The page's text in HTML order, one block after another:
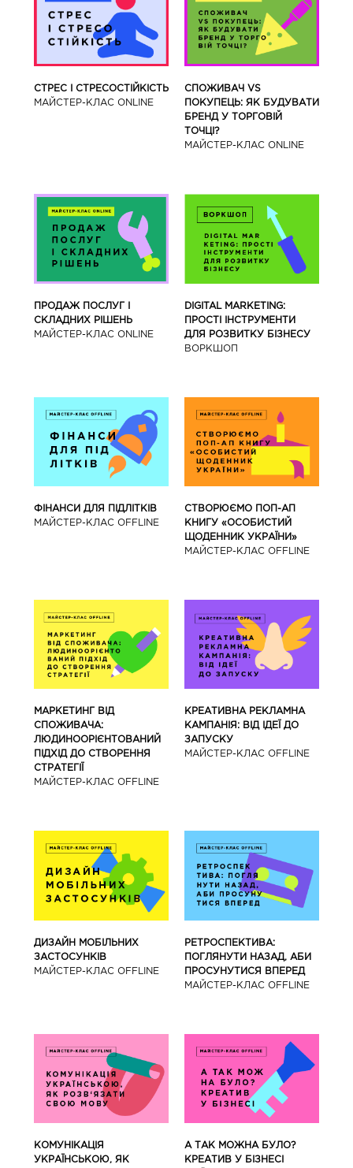
СТРЕС І СТРЕСОСТІЙКІСТЬ
МАЙСТЕР-КЛАС ONLINE
СПОЖИВАЧ VS
ПОКУПЕЦЬ: ЯК БУДУВАТИ
БРЕНД У ТОРГОВІЙ
ТОЧЦІ?
МАЙСТЕР-КЛАС ONLINE
ПРОДАЖ ПОСЛУГ І
СКЛАДНИХ РІШЕНЬ
МАЙСТЕР-КЛАС ONLINE
DIGITAL MARKETING:
ПРОСТІ ІНСТРУМЕНТИ
ДЛЯ РОЗВИТКУ БІЗНЕСУ
ВОРКШОП
ФІНАНСИ ДЛЯ ПІДЛІТКІВ
МАЙCТЕР-КЛАС OFFLINE
СТВОРЮЄМО ПОП-АП
КНИГУ «ОСОБИСТИЙ
ЩОДЕННИК УКРАЇНИ»
МАЙCТЕР-КЛАС OFFLINE
МАРКЕТИНГ ВІД
СПОЖИВАЧА:
ЛЮДИНООРІЄНТОВАНИЙ
ПІДХІД ДО СТВОРЕННЯ
СТРАТЕГІЇ
МАЙCТЕР-КЛАС OFFLINE
КРЕАТИВНА РЕКЛАМНА
КАМПАНІЯ: ВІД ІДЕЇ ДО
ЗАПУСКУ
МАЙCТЕР-КЛАС OFFLINE
ДИЗАЙН МОБІЛЬНИХ
ЗАСТОСУНКІВ
МАЙCТЕР-КЛАС OFFLINE
РЕТРОСПЕКТИВА:
ПОГЛЯНУТИ НАЗАД, АБИ
ПРОСУНУТИСЯ ВПЕРЕД
МАЙCТЕР-КЛАС OFFLINE
КОМУНІКАЦІЯ
УКРАЇНСЬКОЮ, ЯК
А ТАК МОЖНА БУЛО?
КРЕАТИВ У БІЗНЕСІ